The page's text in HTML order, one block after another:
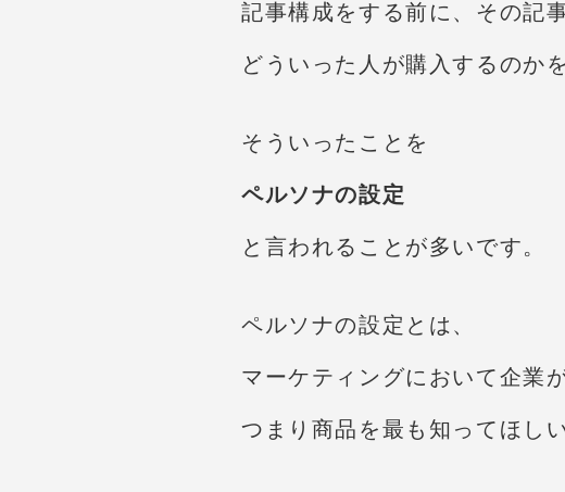
記事構成をする前に、その記
どういった人が購入するのか
そういったことを
ペルソナの設定
と言われることが多いです。
ペルソナの設定とは、
マーケティングにおいて企業
つまり商品を最も知ってほし